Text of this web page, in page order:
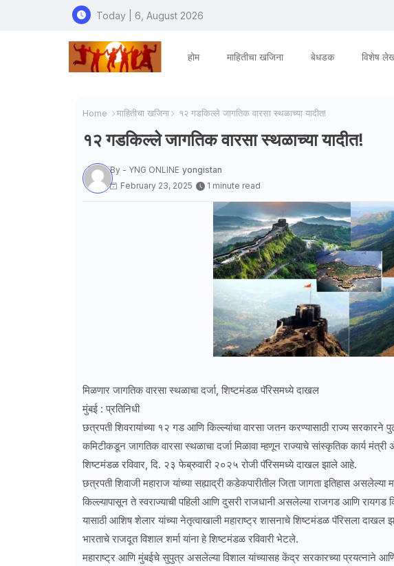
Today | 6, August 2026
होम माहितीचा खजिना बेधडक विशेष
Home माहितीचा खजिना १२ गडकिल्ले जागतिक वारसा स्थळाच्या यादीत!
१२ गडकिल्ले जागतिक वारसा स्थळाच्या यादीत!
By - YNG ONLINE yongistan
February 23, 2025
1 minute read
मिळणार जागतिक वारसा स्थळाचा दर्जा, शिष्टमंडळ पॅरिसमध्ये दाखल
मुंबई : प्रतिनिधी
छत्रपती शिवरायांच्या १२ गड आणि किल्ल्यांचा वारसा जतन करण्यासाठी राज्य सरकारने
कमिटीकडून जागतिक वारसा स्थळाचा दर्जा मिळावा म्हणून राज्याचे सांस्कृतिक कार्य
शिष्टमंडळ रविवार, दि. २३ फेब्रुवारी २०२५ रोजी पॅरिसमध्ये दाखल झाले आहे.
छत्रपती शिवाजी महाराज यांच्या सह्याद्री कडेकपारीतील जिता जागता इतिहास
किल्ल्यापासून ते स्वराज्याची पहिली आणि दुसरी राजधानी असलेल्या राजगड आणि रायगड
यासाठी आशिष शेलार यांच्या नेतृत्वाखाली महाराष्ट्र शासनाचे शिष्टमंडळ पॅरिसला
भारताचे राजदूत विशाल शर्मा यांना हे शिष्टमंडळ रविवारी भेटले.
महाराष्ट्र आणि मुंबईचे सुपुत्र असलेल्या विशाल यांच्यासह केंद्र सरकारच्या प्रयत्नाने